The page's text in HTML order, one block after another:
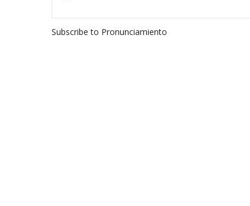
Subscribe to Pronunciamiento